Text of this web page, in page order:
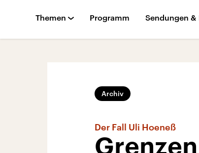
Themen Programm Sendungen &
Archiv
Der Fall Uli Hoeneß